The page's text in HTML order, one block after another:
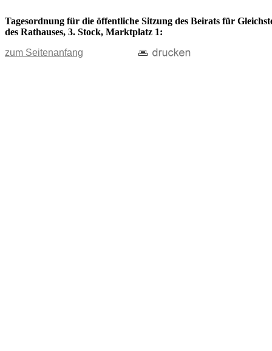
Tagesordnung für die öffentliche Sitzung des Beirats für
des Rathauses, 3. Stock, Marktplatz 1:
zum Seitenanfang